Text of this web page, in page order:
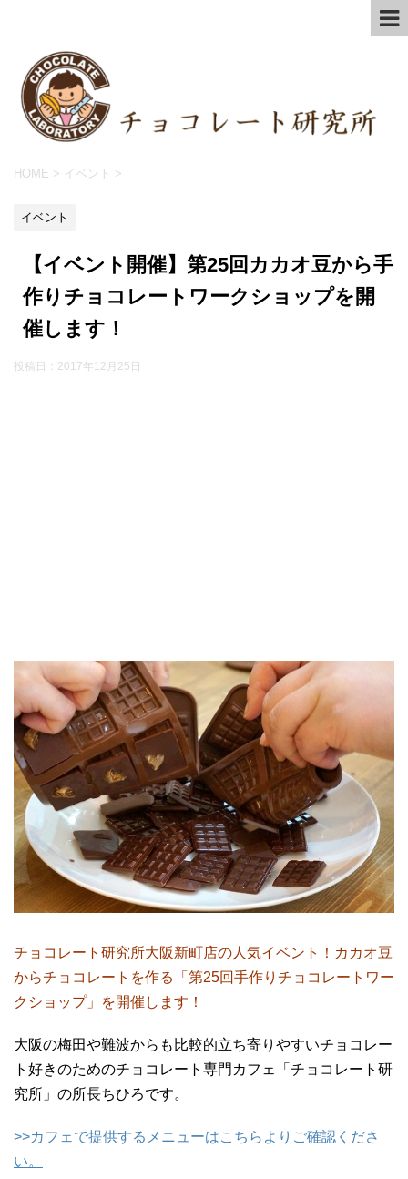
HOME > イベント >
イベント
【イベント開催】第25回カカオ豆から手
作りチョコレートワークショップを開
催します！
投稿日： 2017年12月25日
チョコレート研究所大阪新町店の人気イベント！カカオ豆
からチョコレートを作る「第25回手作りチョコレートワー
クショップ」を開催します！
大阪の梅田や難波からも比較的立ち寄りやすいチョコレー
ト好きのためのチョコレート専門カフェ「チョコレート研
究所」の所長ちひろです。
>>カフェで提供するメニューはこちらよりご確認くださ
い。